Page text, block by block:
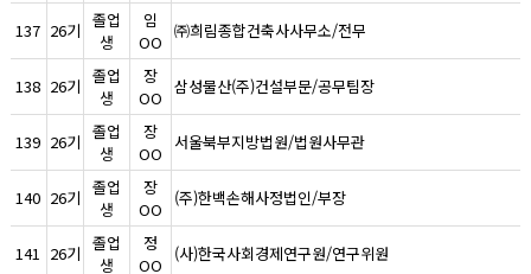
137 26기 졸업
생
임
OO
㈜희림종합건축사사무소/전무
138 26기 졸업
생
장
OO
삼성물산(주)건설부문/공무팀장
139 26기 졸업
생
장
OO
서울북부지방법원/법원사무관
140 26기 졸업
생
장
OO
(주)한백손해사정법인/부장
141 26기 졸업
생
정
OO
(사)한국사회경제연구원/연구위원